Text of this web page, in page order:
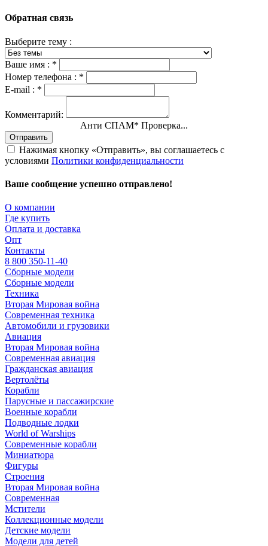
Обратная связь
Выберите тему :
Ваше имя : *
Номер телефона : *
E-mail : *
Комментарий:
Анти СПАМ* Проверка...
Отправить
Нажимая кнопку «Отправить», вы соглашаетесь с
условиями Политики конфиденциальности
Ваше сообщение успешно отправлено!
О компании
Где купить
Оплата и доставка
Опт
Контакты
8 800 350-11-40
Сборные модели
Сборные модели
Техника
Вторая Мировая война
Современная техника
Автомобили и грузовики
Авиация
Вторая Мировая война
Современная авиация
Гражданская авиация
Вертолёты
Корабли
Парусные и пассажирские
Военные корабли
Подводные лодки
World of Warships
Современные корабли
Миниатюра
Фигуры
Строения
Вторая Мировая война
Современная
Мстители
Коллекционные модели
Детские модели
Модели для детей